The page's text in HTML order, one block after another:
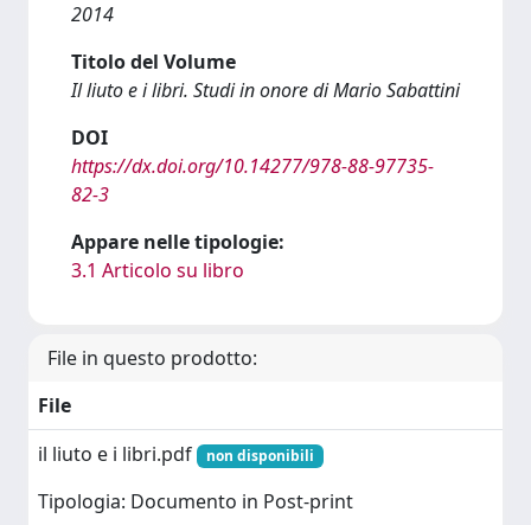
2014
Titolo del Volume
Il liuto e i libri. Studi in onore di Mario Sabattini
DOI
https://dx.doi.org/10.14277/978-88-97735-
82-3
Appare nelle tipologie:
3.1 Articolo su libro
File in questo prodotto:
File
il liuto e i libri.pdf
non disponibili
Tipologia: Documento in Post-print